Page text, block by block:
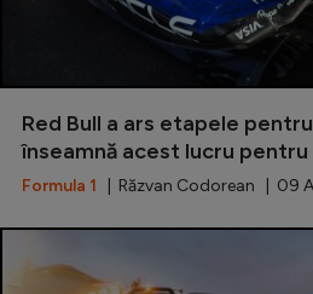
Red Bull a ars etapele
înseamnă acest lucru
Formula 1 | Răzvan Codorean | 09